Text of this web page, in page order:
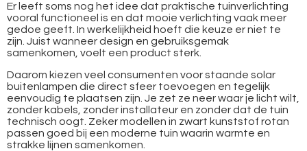
Er leeft soms nog het idee dat praktische tuinverlichting
vooral functioneel is en dat mooie verlichting vaak meer
gedoe geeft. In werkelijkheid hoeft die keuze er niet te
zijn. Juist wanneer design en gebruiksgemak
samenkomen, voelt een product sterk.
Daarom kiezen veel consumenten voor staande solar
buitenlampen die direct sfeer toevoegen en tegelijk
eenvoudig te plaatsen zijn. Je zet ze neer waar je licht wilt,
zonder kabels, zonder installateur en zonder dat de tuin
technisch oogt. Zeker modellen in zwart kunststof rotan
passen goed bij een moderne tuin waarin warmte en
strakke lijnen samenkomen.